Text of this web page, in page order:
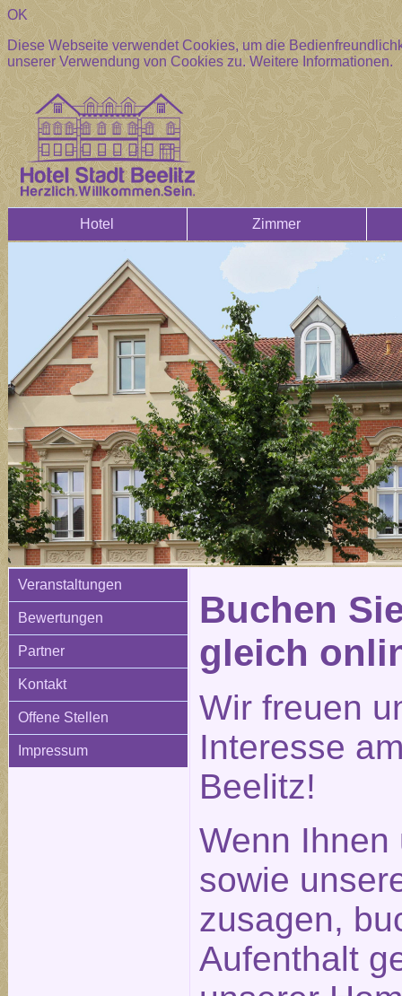
OK
Diese Webseite verwendet Cookies, um die
unserer Verwendung von Cookies zu.Weitere Informationen.
Hotel Zimmer
Veranstaltungen
Bewertungen
Partner
Kontakt
Offene Stellen
Impressum
Buchen
gleich
Wir freuen
Interesse
Beelitz!
Wenn Ihnen
sowie
zusagen,
Aufenthalt